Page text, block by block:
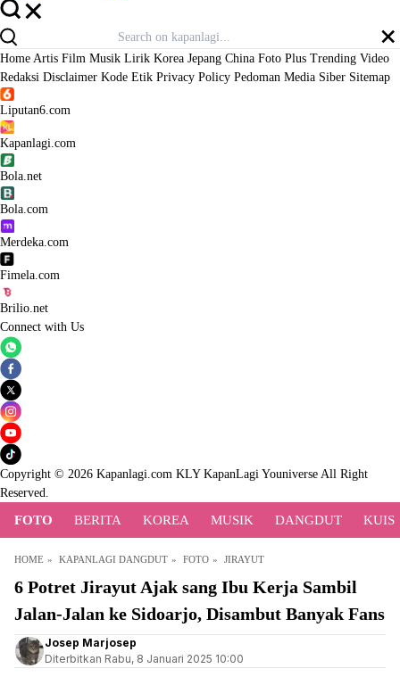
Home Artis Film Musik Lirik Korea Jepang China Foto Plus Trending Video
Redaksi Disclaimer Kode Etik Privacy Policy Pedoman Media Siber Sitemap
Liputan6.com
Kapanlagi.com
Bola.net
Bola.com
Merdeka.com
Fimela.com
Brilio.net
Connect with Us
Copyright © 2026 Kapanlagi.com KLY KapanLagi Youniverse All Right
Reserved.
FOTO BERITA KOREA MUSIK DANGDUT KUIS
HOME KAPANLAGI DANGDUT FOTO JIRAYUT
6 Potret Jirayut Ajak sang Ibu Kerja Sambil
Jalan-Jalan ke Sidoarjo, Disambut Banyak Fans
Josep Marjosep
Diterbitkan Rabu, 8 Januari 2025 10:00